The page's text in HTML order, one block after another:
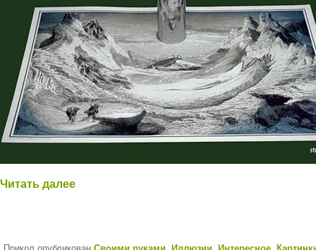
Читать далее